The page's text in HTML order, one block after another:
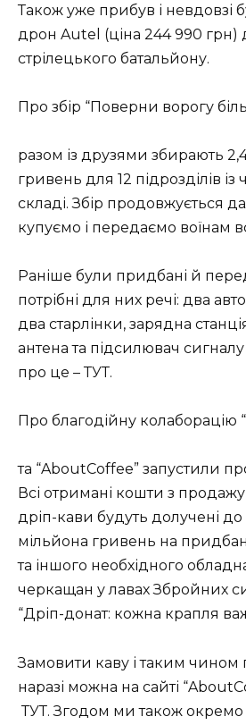
Також уже прибув і невдовзі
дрон Autel (ціна 244 990 грн)
стрілецького батальйону.
Про збір “Поверни ворогу
разом із друзями збирають
гривень для 12 підрозділів
складі. Збір продовжується
купуємо і передаємо воїнам
Раніше були придбані й
потрібні для них речі: два
два старлінки, зарядна
антена та підсилювач
про це – ТУТ.
Про благодійну колаборацію
та “AboutCoffee” запустили
Всі отримані кошти з продажу
дріп-кави будуть долучені
мільйона гривень на
та іншого необхідного
черкащан у лавах Збройних
“Дріп-донат: кожна крапля
Замовити каву і таким чином
наразі можна на сайті
ТУТ. Згодом ми також окремо